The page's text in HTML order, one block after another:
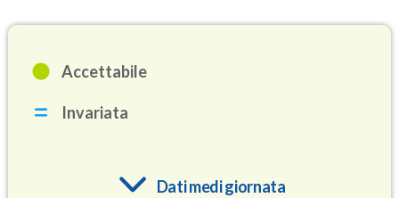
Accettabile
Invariata
Dati medi giornata